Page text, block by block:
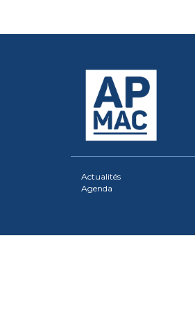
Actualités
Agenda